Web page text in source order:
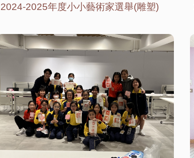
2024-2025年度小小藝術家選舉(雕塑)